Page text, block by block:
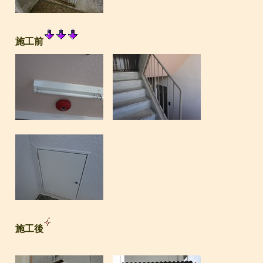
施工前
施工後